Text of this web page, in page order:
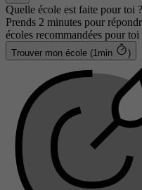
Quelle école est faite pour toi ?
Prends 2 minutes pour
écoles recommandées pour toi
Trouver mon école (1min )